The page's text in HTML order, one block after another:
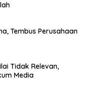
Tembus Perusahaan
Tidak Relevan,
Media